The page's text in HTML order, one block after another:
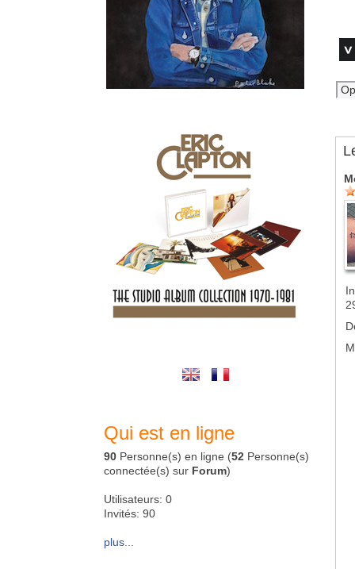
Qui est en ligne
90 Personne(s) en ligne (52 Personne(s)
connectée(s) sur Forum)
Utilisateurs: 0
Invités: 90
plus...